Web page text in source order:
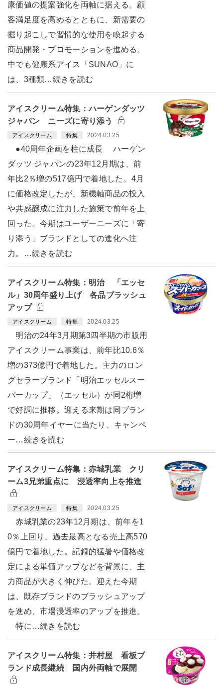
康価値の提案強化を両軸に据える。顧
客満足度を高めるとともに、新需要の
掘り起こしで習慣的な使用を喚起する
商品開発・プロモーションを進める。
中でも健康系アイス「SUNAO」に
は、3種類…続きを読む
アイスクリーム特集：ハーゲンダッツ
ジャパン ニーズに寄り添う
アイスクリーム 特集 2024.03.25
●40周年企画を柱に成長 ハーゲン
ダッツ ジャパンの23年12月期は、前
年比2％増の517億円で着地した。4月
に価格改定したが、新機軸商品の投入
や共感醸成に注力した施策で前年を上
回った。今期はユーザーニーズに「寄
り添う」ブランドとしての進化へ注
力。…続きを読む
アイスクリーム特集：明治 「エッセ
ル」30周年盛り上げ 各品ブラッシュ
アップ
アイスクリーム 特集 2024.03.25
明治の24年3月期第3四半期の市販用
アイスクリーム事業は、前年比10.6％
増の373億円で着地した。主力のロン
グセラーブランド「明治エッセルスー
パーカップ」（エッセル）が同2桁増
で好調に推移。迎える来期は同ブラン
ドの30周年イヤーに当たり、キャンペ
ー…続きを読む
アイスクリーム特集：赤城乳業 クリ
ーム3兄弟重点に 浸透率向上を推進
アイスクリーム 特集 2024.03.25
赤城乳業の23年12月期は、前年を1
0％上回り、過去最高となる売上高570
億円で着地した。記録的猛暑や価格改
定による単価アップなどを背景に、主
力商品が大きく伸びた。迎えた今期
は、既存ブランドのブラッシュアップ
を進め、市場浸透率のアップを推進。
特に…続きを読む
アイスクリーム特集：井村屋 看板ブ
ランド成長継続 国内外両軸で展開